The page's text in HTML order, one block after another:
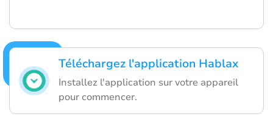
Téléchargez l'application Hablax
Installez l'application sur votre appareil
pour commencer.